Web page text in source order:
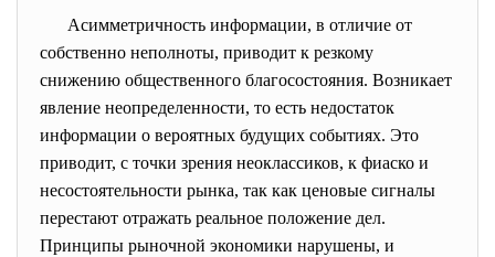
Асимметричность информации, в отличие от
собственно неполноты, приводит к резкому
снижению общественного благосостояния. Возникает
явление неопределенности, то есть недостаток
информации о вероятных будущих событиях. Это
приводит, с точки зрения неоклассиков, к фиаско и
несостоятельности рынка, так как ценовые сигналы
перестают отражать реальное положение дел.
Принципы рыночной экономики нарушены, и